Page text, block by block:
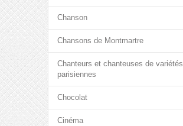
Chanson
Chansons de Montmartre
Chanteurs et chanteuses de variétés
parisiennes
Chocolat
Cinéma